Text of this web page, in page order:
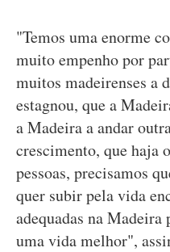
"Temos uma enorme
muito empenho por
muitos madeirenses a
estagnou, que a
a Madeira a andar
crescimento, que haja
pessoas, precisamos
quer subir pela vida
adequadas na Madeira
uma vida melhor",